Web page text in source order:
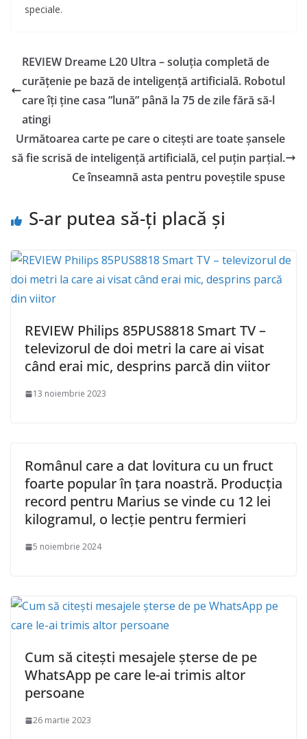
speciale.
REVIEW Dreame L20 Ultra – soluția completă de
curățenie pe bază de inteligență artificială. Robotul
care îți ține casa ”lună” până la 75 de zile fără să-l
atingi
Următoarea carte pe care o citești are toate șansele
să fie scrisă de inteligență artificială, cel puțin parțial.
Ce înseamnă asta pentru poveștile spuse
S-ar putea să-ți placă și
REVIEW Philips 85PUS8818 Smart TV –
televizorul de doi metri la care ai visat
când erai mic, desprins parcă din viitor
13 noiembrie 2023
Românul care a dat lovitura cu un fruct
foarte popular în țara noastră. Producția
record pentru Marius se vinde cu 12 lei
kilogramul, o lecție pentru fermieri
5 noiembrie 2024
Cum să citești mesajele şterse de pe
WhatsApp pe care le-ai trimis altor
persoane
26 martie 2023